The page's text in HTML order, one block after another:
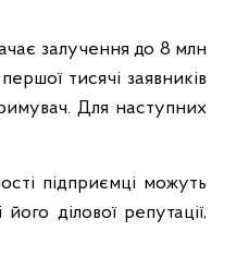
залучення до 8 млн
тисячі заявників
Для наступних
підприємці можуть
ділової репутації,